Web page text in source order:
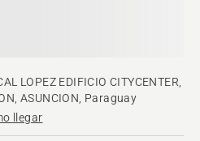
LOPEZ EDIFICIO CITYCENTER,
ASUNCION, Paraguay
llegar